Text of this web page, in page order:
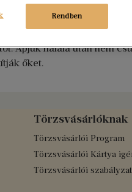
Naomi – között
Apjuk halála után nem
őket.
Törzsvásárlóknak
Törzsvásárlói Program
Törzsvásárlói Kártya
Törzsvásárlói szabályzat
Rendben